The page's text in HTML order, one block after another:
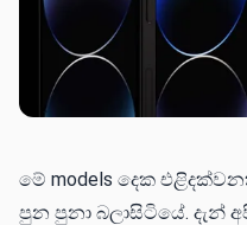
මේ models දෙක
පුන පුනා බලාසිටියේ. දැන්